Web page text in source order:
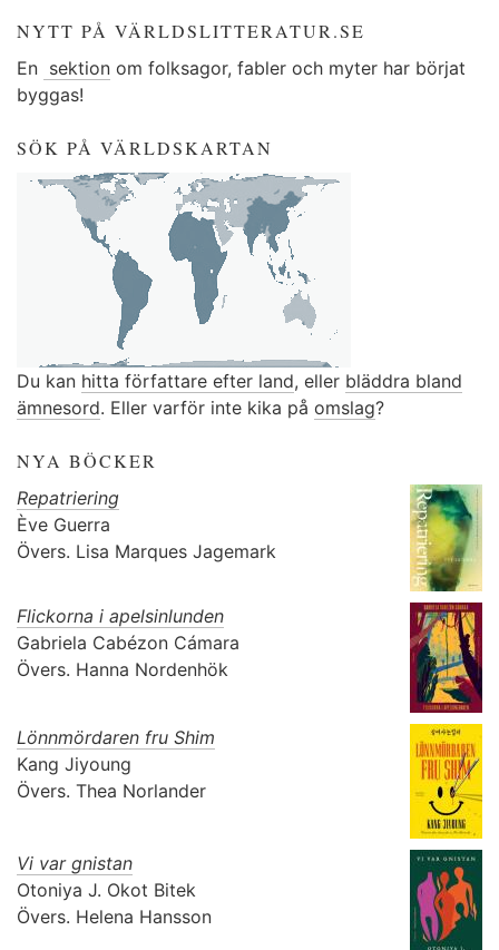
NYTT PÅ VÄRLDSLITTERATUR.SE
En sektion om folksagor, fabler och myter har börjat
byggas!
SÖK PÅ VÄRLDSKARTAN
Du kan hitta författare efter land, eller bläddra bland
ämnesord. Eller varför inte kika på omslag?
NYA BÖCKER
Repatriering
Ève Guerra
Övers. Lisa Marques Jagemark
Flickorna i apelsinlunden
Gabriela Cabézon Cámara
Övers. Hanna Nordenhök
Lönnmördaren fru Shim
Kang Jiyoung
Övers. Thea Norlander
Vi var gnistan
Otoniya J. Okot Bitek
Övers. Helena Hansson